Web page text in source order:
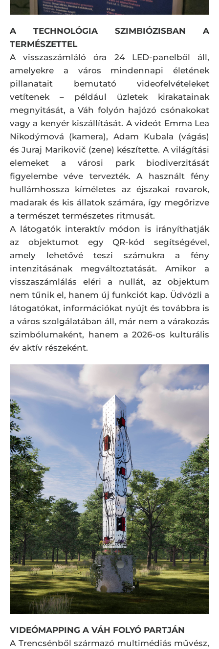
A TECHNOLÓGIA SZIMBIÓZISBAN A
TERMÉSZETTEL
A visszaszámláló óra 24 LED-panelből áll,
amelyekre a város mindennapi életének
pillanatait bemutató videofelvételeket
vetítenek – például üzletek kirakatainak
megnyitását, a Váh folyón hajózó csónakokat
vagy a kenyér kiszállítását. A videót Emma Lea
Nikodýmová (kamera), Adam Kubala (vágás)
és Juraj Marikovič (zene) készítette. A világítási
elemeket a városi park biodiverzitását
figyelembe véve tervezték. A használt fény
hullámhossza kíméletes az éjszakai rovarok,
madarak és kis állatok számára, így megőrizve
a természet természetes ritmusát.
A látogatók interaktív módon is irányíthatják
az objektumot egy QR-kód segítségével,
amely lehetővé teszi számukra a fény
intenzitásának megváltoztatását. Amikor a
visszaszámlálás eléri a nullát, az objektum
nem tűnik el, hanem új funkciót kap. Üdvözli a
látogatókat, információkat nyújt és továbbra is
a város szolgálatában áll, már nem a várakozás
szimbólumaként, hanem a 2026-os kulturális
év aktív részeként.
VIDEÓMAPPING A VÁH FOLYÓ PARTJÁN
A Trencsénből származó multimédiás művész,